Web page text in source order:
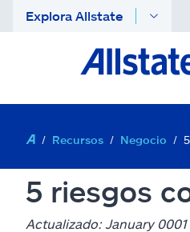
Explora Allstate
Recursos Negocio
5 riesgos
Actualizado: January 0001